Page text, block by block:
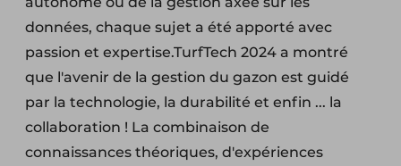
données, chaque sujet a été apporté avec
passion et expertise.TurfTech 2024 a montré
que l'avenir de la gestion du gazon est guidé
par la technologie, la durabilité et enfin ... la
collaboration ! La combinaison de
connaissances théoriques, d'expériences